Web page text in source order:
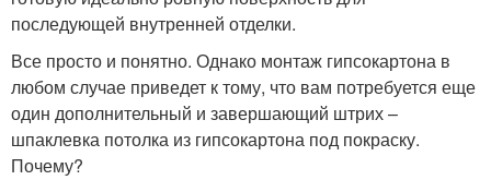
последующей внутренней отделки.
Все просто и понятно. Однако монтаж гипсокартона в
любом случае приведет к тому, что вам потребуется еще
один дополнительный и завершающий штрих –
шпаклевка потолка из гипсокартона под покраску.
Почему?